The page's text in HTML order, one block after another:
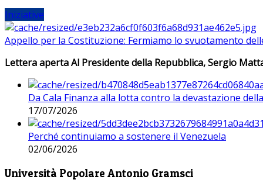
Iniziative
Appello per la Costituzione: Fermiamo lo svuotamento
Lettera aperta Al Presidente della Repubblica, Sergio
Da Cala Finanza alla lotta contro la devastazione
17/07/2026
Perché continuiamo a sostenere il Venezuela
02/06/2026
Università Popolare Antonio Gramsci